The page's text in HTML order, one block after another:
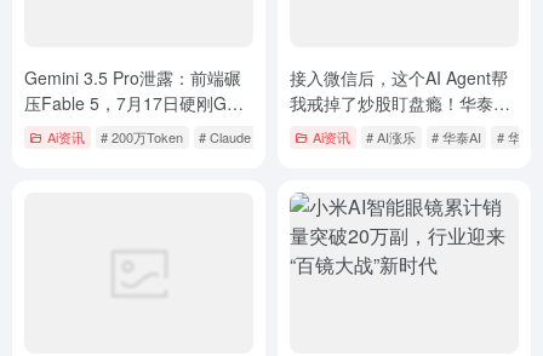
Gemini 3.5 Pro泄露：前端碾
压Fable 5，7月17日硬刚GPT-
5.6，200万Token重塑AI格局
Ai资讯 # 200万Token # Claude Fable 5 # Deep Think
接入微信后，这个AI Agent帮
我戒掉了炒股盯盘瘾！华泰AI
涨乐实战体验
Ai资讯 # AI涨乐 # 华泰AI # 华泰